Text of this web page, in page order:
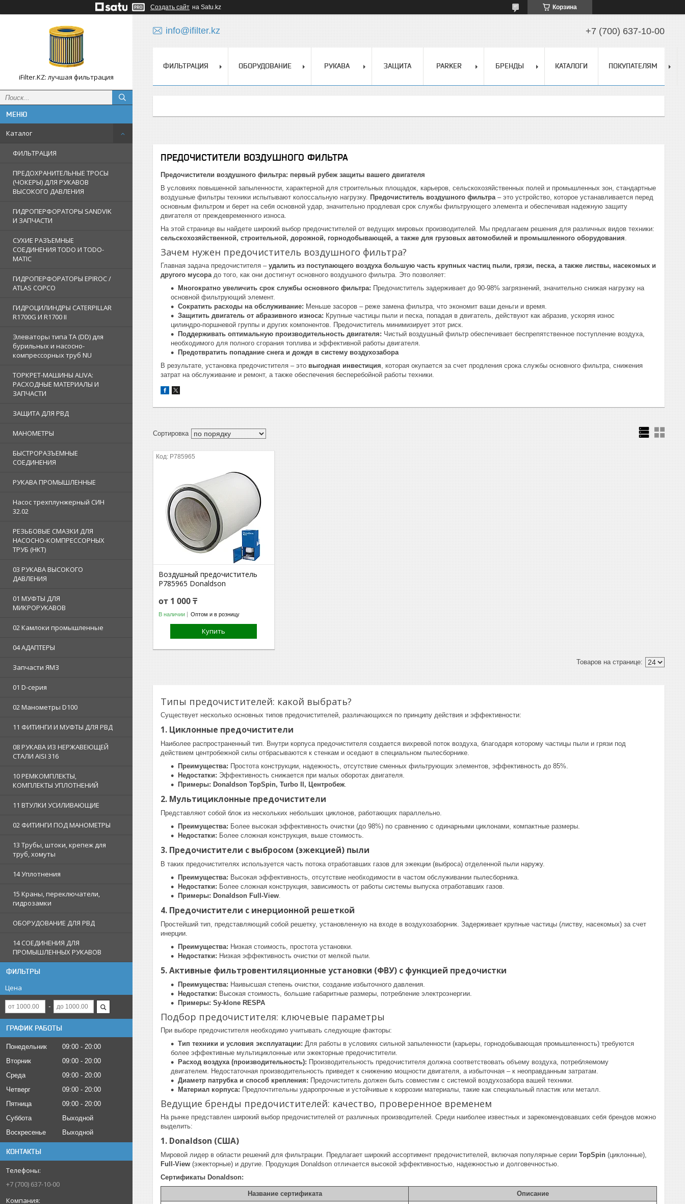
Создать сайт на Satu.kz Корзина
iFilter.KZ: лучшая фильтрация
Каталог
ФИЛЬТРАЦИЯ
ПРЕДОХРАНИТЕЛЬНЫЕ ТРОСЫ
(ЧОКЕРЫ) ДЛЯ РУКАВОВ
ВЫСОКОГО ДАВЛЕНИЯ
ГИДРОПЕРФОРАТОРЫ SANDVIK
И ЗАПЧАСТИ
СУХИЕ РАЗЪЕМНЫЕ
СОЕДИНЕНИЯ TODO И TODO-
MATIC
ГИДРОПЕРФОРАТОРЫ EPIROC /
ATLAS COPCO
ГИДРОЦИЛИНДРЫ CATERPILLAR
R1700G И R1700 II
Элеваторы типа TA (DD) для
бурильных и насосно-
компрессорных труб NU
ТОРКРЕТ-МАШИНЫ ALIVA:
РАСХОДНЫЕ МАТЕРИАЛЫ И
ЗАПЧАСТИ
ЗАЩИТА ДЛЯ РВД
МАНОМЕТРЫ
БЫСТРОРАЗЪЕМНЫЕ
СОЕДИНЕНИЯ
РУКАВА ПРОМЫШЛЕННЫЕ
Насос трехплунжерный СИН
32.02
РЕЗЬБОВЫЕ СМАЗКИ ДЛЯ
НАСОСНО-КОМПРЕССОРНЫХ
ТРУБ (НКТ)
03 РУКАВА ВЫСОКОГО
ДАВЛЕНИЯ
01 МУФТЫ ДЛЯ
МИКРОРУКАВОВ
02 Камлоки промышленные
04 АДАПТЕРЫ
Запчасти ЯМЗ
01 D-серия
02 Манометры D100
11 ФИТИНГИ И МУФТЫ ДЛЯ РВД
08 РУКАВА ИЗ НЕРЖАВЕЮЩЕЙ
СТАЛИ AISI 316
10 РЕМКОМПЛЕКТЫ,
КОМПЛЕКТЫ УПЛОТНЕНИЙ
11 ВТУЛКИ УСИЛИВАЮЩИЕ
02 ФИТИНГИ ПОД МАНОМЕТРЫ
13 Трубы, штоки, крепеж для
труб, хомуты
14 Уплотнения
15 Краны, переключатели,
гидрозамки
ОБОРУДОВАНИЕ ДЛЯ РВД
14 СОЕДИНЕНИЯ ДЛЯ
ПРОМЫШЛЕННЫХ РУКАВОВ
ФИЛЬТРЫ
Цена
ГРАФИК РАБОТЫ
Понедельник 09:00
20:00
Вторник
09:00
20:00
Среда
09:00
20:00
Четверг
09:00
20:00
Пятница
09:00
20:00
Суббота
Выходной
Воскресенье
Выходной
КОНТАКТЫ
+7 (700) 637-10-00
info@ifilter.kz +7 (700) 637-10-00
ФИЛЬТРАЦИЯ ОБОРУДОВАНИЕ РУКАВА ЗАЩИТА PARKER БРЕНДЫ КАТАЛОГИ ПОКУПАТЕЛЯМ
ПРЕДОЧИСТИТЕЛИ ВОЗДУШНОГО ФИЛЬТРА
Предочистители воздушного фильтра: первый рубеж защиты вашего двигателя
В условиях повышенной запыленности, характерной для строительных площадок, карьеров, сельскохозяйственных полей и промышленных зон, стандартные
воздушные фильтры техники испытывают колоссальную нагрузку. Предочиститель воздушного фильтра– это устройство, которое устанавливается перед
основным фильтром и берет на себя основной удар, значительно продлевая срок службы фильтрующего элемента и обеспечивая надежную защиту
двигателя от преждевременного износа.
На этой странице вы найдете широкий выбор предочистителей от ведущих мировых производителей. Мы предлагаем решения для различных видов техники:
сельскохозяйственной, строительной, дорожной, горнодобывающей, а также для грузовых автомобилей и промышленного оборудования.
Зачем нужен предочиститель воздушного фильтра?
Главная задача предочистителя – удалить из поступающего воздуха большую часть крупных частиц пыли, грязи, песка, а также листвы, насекомых и
другого мусорадо того, как они достигнут основного воздушного фильтра. Это позволяет:
Многократно увеличить срок службы основного фильтра: Предочиститель задерживает до 90-98% загрязнений, значительно снижая нагрузку на
основной фильтрующий элемент.
Сократить расходы на обслуживание: Меньше засоров – реже замена фильтра, что экономит ваши деньги и время.
Защитить двигатель от абразивного износа: Крупные частицы пыли и песка, попадая в двигатель, действуют как абразив, ускоряя износ
цилиндро-поршневой группы и других компонентов. Предочиститель минимизирует этот риск.
Поддерживать оптимальную производительность двигателя: Чистый воздушный фильтр обеспечивает беспрепятственное поступление воздуха,
необходимого для полного сгорания топлива и эффективной работы двигателя.
Предотвратить попадание снега и дождя в систему воздухозабора
В результате, установка предочистителя – это выгодная инвестиция, которая окупается за счет продления срока службы основного фильтра, снижения
затрат на обслуживание и ремонт, а также обеспечения бесперебойной работы техники.
P785965
Воздушный предочиститель
P785965 Donaldson
от 1 000 ₸
В наличии Оптом и в розницу
Купить
Типы предочистителей: какой выбрать?
Существует несколько основных типов предочистителей, различающихся по принципу действия и эффективности:
1. Циклонные предочистители
Наиболее распространенный тип. Внутри корпуса предочистителя создается вихревой поток воздуха, благодаря которому частицы пыли и грязи под
действием центробежной силы отбрасываются к стенкам и оседают в специальном пылесборнике.
Преимущества: Простота конструкции, надежность, отсутствие сменных фильтрующих элементов, эффективность до 85%.
Недостатки: Эффективность снижается при малых оборотах двигателя.
Примеры: Donaldson TopSpin, Turbo II, Центробеж.
2. Мультициклонные предочистители
Представляют собой блок из нескольких небольших циклонов, работающих параллельно.
Преимущества: Более высокая эффективность очистки (до 98%) по сравнению с одинарными циклонами, компактные размеры.
Недостатки: Более сложная конструкция, выше стоимость.
3. Предочистители с выбросом (эжекцией) пыли
В таких предочистителях используется часть потока отработавших газов для эжекции (выброса) отделенной пыли наружу.
Преимущества: Высокая эффективность, отсутствие необходимости в частом обслуживании пылесборника.
Недостатки: Более сложная конструкция, зависимость от работы системы выпуска отработавших газов.
Примеры: Donaldson Full-View.
4. Предочистители с инерционной решеткой
Простейший тип, представляющий собой решетку, установленную на входе в воздухозаборник. Задерживает крупные частицы (листву, насекомых) за счет
инерции.
Преимущества: Низкая стоимость, простота установки.
Недостатки: Низкая эффективность очистки от мелкой пыли.
5. Активные фильтровентиляционные установки (ФВУ) с функцией предочистки
Преимущества: Наивысшая степень очистки, создание избыточного давления.
Недостатки: Высокая стоимость, большие габаритные размеры, потребление электроэнергии.
Примеры: Sy-klone RESPA
Подбор предочистителя: ключевые параметры
При выборе предочистителя необходимо учитывать следующие факторы:
Тип техники и условия эксплуатации: Для работы в условиях сильной запыленности (карьеры, горнодобывающая промышленность) требуются
более эффективные мультициклонные или эжекторные предочистители.
Расход воздуха (производительность): Производительность предочистителя должна соответствовать объему воздуха, потребляемому
двигателем. Недостаточная производительность приведет к снижению мощности двигателя, а избыточная – к неоправданным затратам.
Диаметр патрубка и способ крепления: Предочиститель должен быть совместим с системой воздухозабора вашей техники.
Материал корпуса: Предпочтительны ударопрочные и устойчивые к коррозии материалы, такие как специальный пластик или металл.
Ведущие бренды предочистителей: качество, проверенное временем
На рынке представлен широкий выбор предочистителей от различных производителей. Среди наиболее известных и зарекомендовавших себя брендов можно
выделить:
1. Donaldson (США)
Мировой лидер в области решений для фильтрации. Предлагает широкий ассортимент предочистителей, включая популярные серии TopSpin (циклонные),
Full-View (эжекторные) и другие. Продукция Donaldson отличается высокой эффективностью, надежностью и долговечностью.
Сертификаты Donaldson:
Название сертификата
Описание